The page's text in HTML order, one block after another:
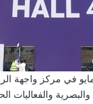
الذي أُقيم في الفترة من 7 إلى 9
والفعاليات